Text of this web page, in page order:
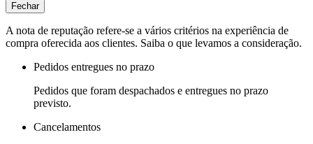
Fechar
A nota de reputação refere-se a vários critérios na experiência de
compra oferecida aos clientes. Saiba o que levamos a consideração.
Pedidos entregues no prazo
Pedidos que foram despachados e entregues no prazo
previsto.
Cancelamentos